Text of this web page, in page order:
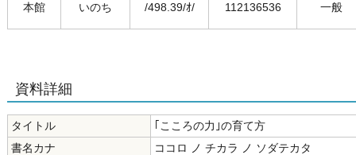
本館 いのち /498.39/ｵ/ 112136536 一般
資料詳細
タイトル
｢こころの力｣の育て方
書名カナ
ココロ ノ チカラ ノ ソダテカタ